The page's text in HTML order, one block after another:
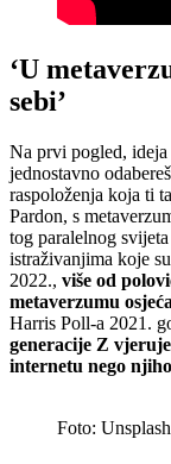
‘U
sebi’
Na prvi pogled,
jednostavno
raspoloženja koja ti
Pardon, s
tog paralelnog
istraživanjima koje
2022., više od
metaverzumu
Harris Poll-a 2021.
generacije Z
internetu nego
Foto: